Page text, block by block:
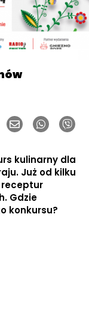
kulinarny dla
Już od kilku
Gdzie
konkursu?